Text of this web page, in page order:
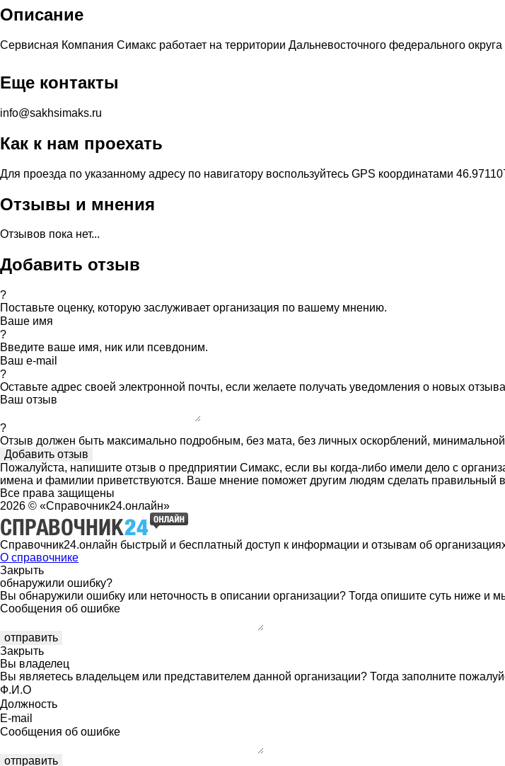
Описание
Сервисная Компания Симакс работает на территории Дальневосточного федерального
Еще контакты
info@sakhsimaks.ru
Как к нам проехать
Для проезда по указанному адресу по навигатору воспользуйтесь GPS координатами
Отзывы и мнения
Отзывов пока нет...
Добавить отзыв
?
Поставьте оценку, которую заслуживает организация по вашему мнению.
Ваше имя
?
Введите ваше имя, ник или псевдоним.
Ваш e-mail
?
Оставьте адрес своей электронной почты, если желаете получать уведомления о новых
Ваш отзыв
?
Отзыв должен быть максимально подробным, без мата, без личных оскорблений,
Пожалуйста, напишите отзыв о предприятии Симакс, если вы когда-либо имели дело с
имена и фамилии приветствуются. Ваше мнение поможет другим людям сделать правильный
Все права защищены
2026 © «Справочник24.онлайн»
Справочник24.онлайн быстрый и бесплатный доступ к информации и отзывам об
О справочнике
Закрыть
обнаружили ошибку?
Вы обнаружили ошибку или неточность в описании организации? Тогда опишите суть ниже и
Сообщения об ошибке
Закрыть
Вы владелец
Вы являетесь владельцем или представителем данной организации? Тогда заполните
Ф.И.О
Должность
E-mail
Сообщения об ошибке